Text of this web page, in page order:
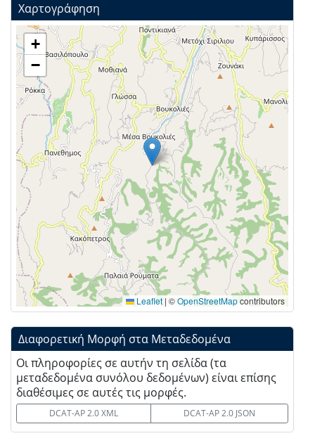
Χαρτογράφηση
+
−
Leaflet | ©OpenStreetMapcontributors
Διαφορετική Μορφή στα Μεταδεδομένα
Οι πληροφορίες σε αυτήν τη σελίδα (τα
μεταδεδομένα συνόλου δεδομένων) είναι επίσης
διαθέσιμες σε αυτές τις μορφές.
DCAT-AP 2.0 XML DCAT-AP 2.0 JSON